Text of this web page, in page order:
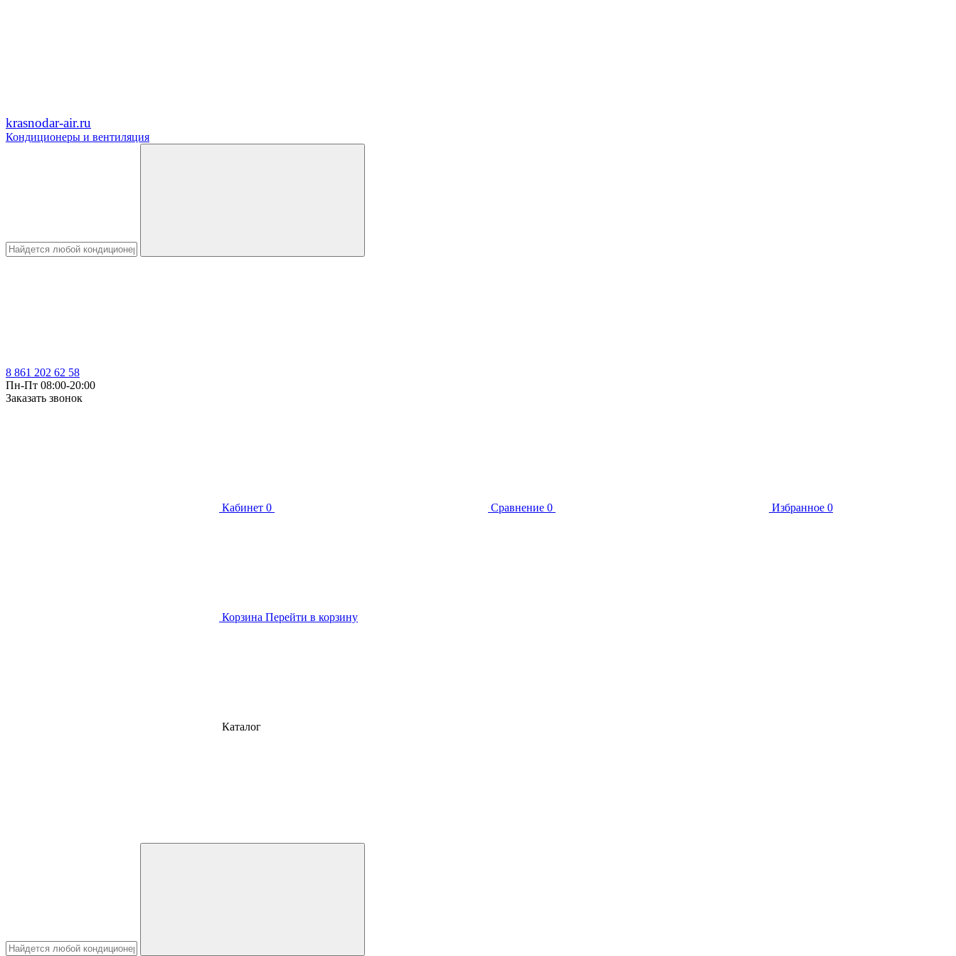
krasnodar-air.ru
Кондиционеры и вентиляция
8 861 202 62 58
Пн-Пт 08:00-20:00
Заказать звонок
Кабинет 0 Сравнение 0 Избранное 0
Корзина Перейти в корзину
Каталог